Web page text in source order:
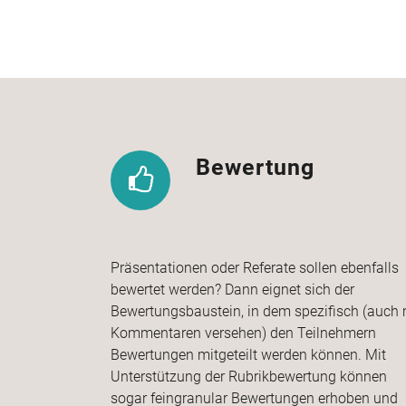
Bewertung
Präsentationen oder Referate sollen ebenfalls
bewertet werden? Dann eignet sich der
Bewertungsbaustein, in dem spezifisch (auch
Kommentaren versehen) den Teilnehmern
Bewertungen mitgeteilt werden können. Mit
Unterstützung der Rubrikbewertung können
sogar feingranular Bewertungen erhoben und